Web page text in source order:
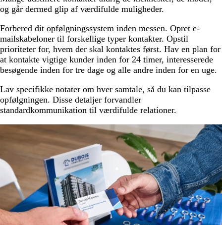
og går dermed glip af værdifulde muligheder.
Forbered dit opfølgningssystem inden messen. Opret e-
mailskabeloner til forskellige typer kontakter. Opstil
prioriteter for, hvem der skal kontaktes først. Hav en plan for
at kontakte vigtige kunder inden for 24 timer, interesserede
besøgende inden for tre dage og alle andre inden for en uge.
Lav specifikke notater om hver samtale, så du kan tilpasse
opfølgningen. Disse detaljer forvandler
standardkommunikation til værdifulde relationer.